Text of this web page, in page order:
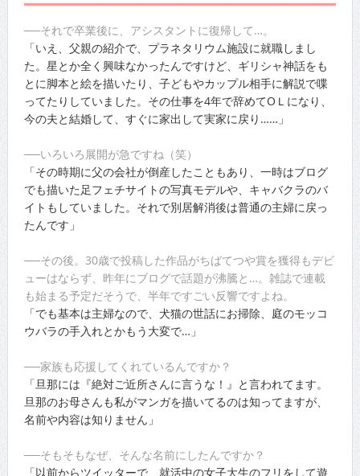
──それで卒業後に、アシスタントに復帰して…。
「いえ、父親の紹介で、プラネタリウム施設に就職しまし
た。星とか全く興味なかったんですけど、ギリシャ神話をも
とに脚本と絵を描いたり、子どもやカップル相手に解説で喋
ってたりしていました。その仕事を4年で辞めてOＬになり、
今の夫と結婚して、すぐに家出して実家に戻り……」
──いろいろ展開が急ですね（笑）
「その時期に父の会社が倒産したこともあり、一時はブログ
でも描いた足フェチサイトの写真モデルや、キャバクラのバ
イトもしていました。それで別居解消後は普通の主婦に戻っ
たんです」
──その後。30歳で投稿した作品がちばてつや賞を獲得もデビ
ューはならず、昨年にブログで話題が沸騰と…。雑誌で連載
も始まる予定だそうで、半年ですごい反響ですよね。
「でも基本は主婦なので、犬猫の世話にお掃除、庭のモッコ
ウバラの手入れとかもう大変で…」
──家族も応援してくれているんですか？
「旦那には『絶対ご近所さんに言うな！』と言われてます。
旦那のお母さんも私がマンガを描いてるのは知ってますが、
名前や内容は知りません」
──そもそもなぜ、そんな名前にしたんですか？
「以前からツイッターで、就活中の女子大生のフリをして遊